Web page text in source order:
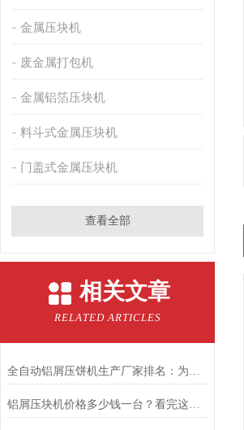
金属压块机
废金属打包机
金属铝箔压块机
料斗式金属压块机
门盖式金属压块机
查看全部
相关文章
RELATED ARTICLES
全自动铝屑压饼机生产厂家排名：为何恩派特成为行业优选？
铝屑压块机价格多少钱一台？看完这篇，你就知道怎么选了